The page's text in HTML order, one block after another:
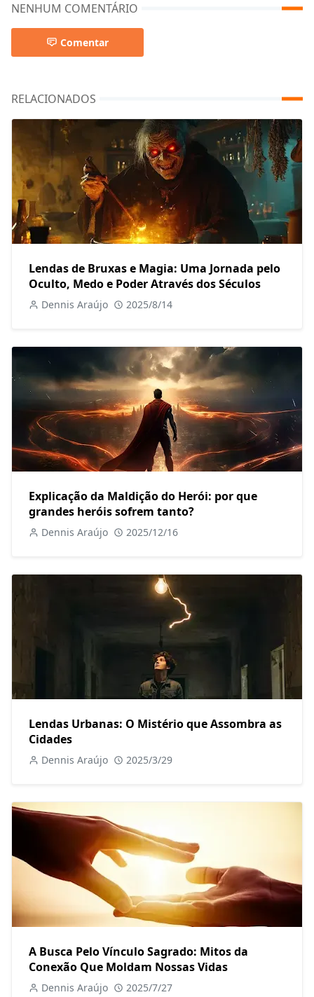
NENHUM COMENTÁRIO
Comentar
RELACIONADOS
Lendas de Bruxas e Magia: Uma Jornada pelo
Oculto, Medo e Poder Através dos Séculos
Dennis Araújo 2025/8/14
Explicação da Maldição do Herói: por que
grandes heróis sofrem tanto?
Dennis Araújo 2025/12/16
Lendas Urbanas: O Mistério que Assombra as
Cidades
Dennis Araújo 2025/3/29
A Busca Pelo Vínculo Sagrado: Mitos da
Conexão Que Moldam Nossas Vidas
Dennis Araújo 2025/7/27